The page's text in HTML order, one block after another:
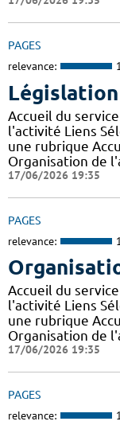
PAGES
relevance:
Législation
Accueil du
l'activité Liens
une rubrique
Organisation de
17/06/2026 19:35
PAGES
relevance:
Accueil du
l'activité Liens
une rubrique
Organisation de
17/06/2026 19:35
PAGES
relevance: